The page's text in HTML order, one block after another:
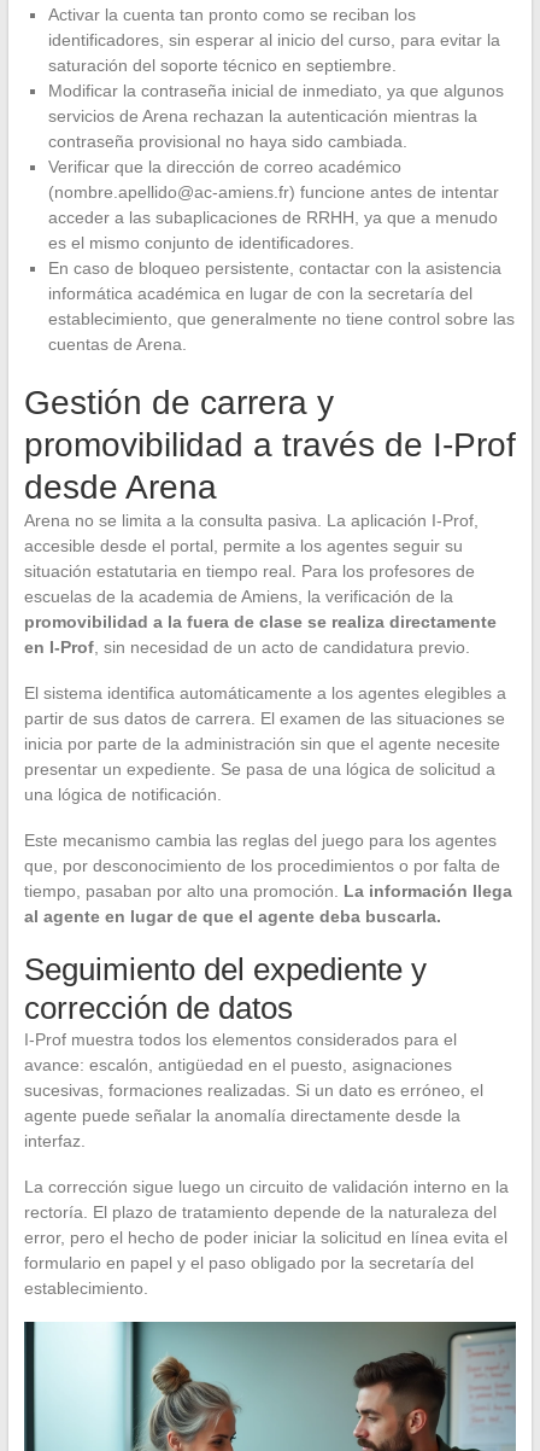
Activar la cuenta tan pronto como se reciban los
identificadores, sin esperar al inicio del curso, para evitar la
saturación del soporte técnico en septiembre.
Modificar la contraseña inicial de inmediato, ya que algunos
servicios de Arena rechazan la autenticación mientras la
contraseña provisional no haya sido cambiada.
Verificar que la dirección de correo académico
(nombre.apellido@ac-amiens.fr) funcione antes de intentar
acceder a las subaplicaciones de RRHH, ya que a menudo
es el mismo conjunto de identificadores.
En caso de bloqueo persistente, contactar con la asistencia
informática académica en lugar de con la secretaría del
establecimiento, que generalmente no tiene control sobre las
cuentas de Arena.
Gestión de carrera y
promovibilidad a través de I-Prof
desde Arena
Arena no se limita a la consulta pasiva. La aplicación I-Prof,
accesible desde el portal, permite a los agentes seguir su
situación estatutaria en tiempo real. Para los profesores de
escuelas de la academia de Amiens, la verificación de la
promovibilidad a la fuera de clase se realiza directamente
en I-Prof, sin necesidad de un acto de candidatura previo.
El sistema identifica automáticamente a los agentes elegibles a
partir de sus datos de carrera. El examen de las situaciones se
inicia por parte de la administración sin que el agente necesite
presentar un expediente. Se pasa de una lógica de solicitud a
una lógica de notificación.
Este mecanismo cambia las reglas del juego para los agentes
que, por desconocimiento de los procedimientos o por falta de
tiempo, pasaban por alto una promoción. La información llega
al agente en lugar de que el agente deba buscarla.
Seguimiento del expediente y
corrección de datos
I-Prof muestra todos los elementos considerados para el
avance: escalón, antigüedad en el puesto, asignaciones
sucesivas, formaciones realizadas. Si un dato es erróneo, el
agente puede señalar la anomalía directamente desde la
interfaz.
La corrección sigue luego un circuito de validación interno en la
rectoría. El plazo de tratamiento depende de la naturaleza del
error, pero el hecho de poder iniciar la solicitud en línea evita el
formulario en papel y el paso obligado por la secretaría del
establecimiento.